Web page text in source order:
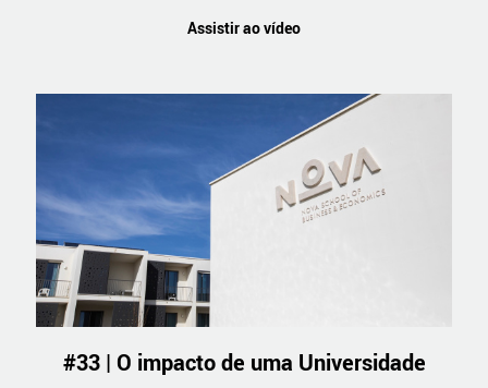
Assistir ao vídeo
#33 | O impacto de uma Universidade